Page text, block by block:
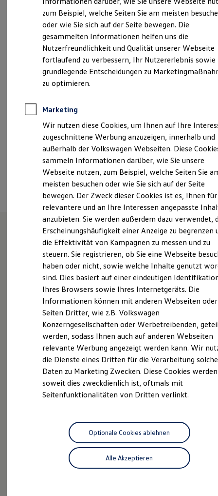
Finanzierung
Für Privatkunden
Für Gewerbekunden
Leasing
Für Privatkunden
Für Gewerbekunden
Versicherungen & Garantien
Garantien
Kfz-Versicherung für Nutzfahrzeuge
Restschuldversicherung
Wartungsverträge
Reparatur & Service
Sommer-Special
Reparatur, Pflege & Inspektion
Servicetermin anfragen
Service-Vorteile bei Volkswagen Nutzfahrzeuge
ServicePlus
Economy Service
Räder & Reifen Service
Ersatzfahrzeuge
Notdienst und Pannenhilfe
Software, Konnektivität & Apps
California App
VW Connect für Ihren Transporter/Caravelle
VW Connect für Ihren Amarok
VW Connect für andere Modelle
Fleet Interface Data
Multistop Pathfinder
Übersicht Software Updates
Digitales Bordbuch
Fahrerassistenz- und Sicherheitssysteme
Kontrollleuchten
Kurzfahrprofile und Ölverdünnung
Batterieverordnung
XTL-Dieselkraftstoff
Ersatzteile und Betriebsflüssigkeiten
Original Zubehör und Lifestyle Produkte
myVolkswagen
myVolkswagen Business
Elektrisch & Autonom
Unser Ansatz
Reichweitensimulator
Ladezeitensimulator
Ladelösungen für Privatkunden
Ladelösungen für Gewerbekunden
Wallbox und Ladekabel
Bidirektionales Laden
Weinheimer Straße 74, 68309 Mannheim
info-mannheim@vw-arn.de
+49 621 70060
Montag-Freitag 07:00 -18:00 Uhr
Samstag
09:00-13:00 Uhr
Ansprechpartner
Termin vereinbaren
Unsere Leistungenim
Überblick
NeuwagenNutzfahrzeuge
Neuwagen Caddy - Multivan -
California
ID.Buzz
California-Profi-Partner
Service
ServicePlus
Service
zum Beispiel, welche Seiten Sie am meisten
oder wie Sie sich auf der Seite bewegen. Die
gesammelten Informationen helfen uns die
Nutzerfreundlichkeit und Qualität unserer Webseite
fortlaufend zu verbessern, Ihr Nutzererlebnis sowie
grundlegende Entscheidungen zu
zu optimieren.
Marketing
Wir nutzen diese Cookies, um Ihnen auf Ihre
zugeschnittene Werbung anzuzeigen, innerhalb und
außerhalb der Volkswagen Webseiten. Diese
sammeln Informationen darüber, wie Sie unsere
Webseite nutzen, zum Beispiel, welche Seiten Sie
meisten besuchen oder wie Sie sich auf der Seite
bewegen. Der Zweck dieser Cookies ist es, Ihnen für
relevantere und an Ihre Interessen angepasste
anzubieten. Sie werden außerdem dazu verwendet,
Erscheinungshäufigkeit einer Anzeige zu begrenzen
die Effektivität von Kampagnen zu messen und zu
steuern. Sie registrieren, ob Sie eine Webseite
haben oder nicht, sowie welche Inhalte genutzt
sind. Dies basiert auf einer eindeutigen
Ihres Browsers sowie Ihres Internetgeräts. Die
Informationen können mit anderen Webseiten oder
Seiten Dritter, wie z.B. Volkswagen
Konzerngesellschaften oder Werbetreibenden,
werden, sodass Ihnen auch auf anderen Webseiten
relevante Werbung angezeigt werden kann. Wir
die Dienste eines Dritten für die Verarbeitung
Daten zu Marketing Zwecken. Diese Cookies
soweit dies zweckdienlich ist, oftmals mit
Seitenfunktionalitäten von Dritten verlinkt.
Alle Akzeptieren
Optionale Cookies ablehnen